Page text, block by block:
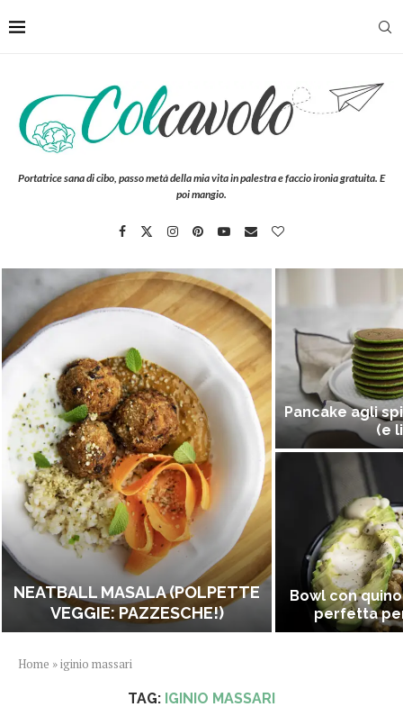
Portatrice sana di cibo, passo metà della mia vita in palestra e faccio ironia gratuita. E
poi mangio.
NEATBALL MASALA (POLPETTE
VEGGIE: PAZZESCHE!)
Pancake agli
(e
Bowl con
perfetta
Home »iginio massari
TAG: IGINIO MASSARI